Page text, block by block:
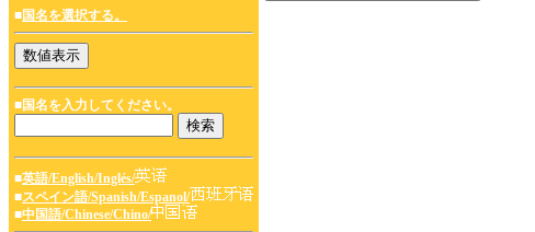
■国名を選択する。
■国名を入力してください。
■英語/English/Inglés/
■スペイン語/Spanish/Espanol/
■中国語/Chinese/Chino/